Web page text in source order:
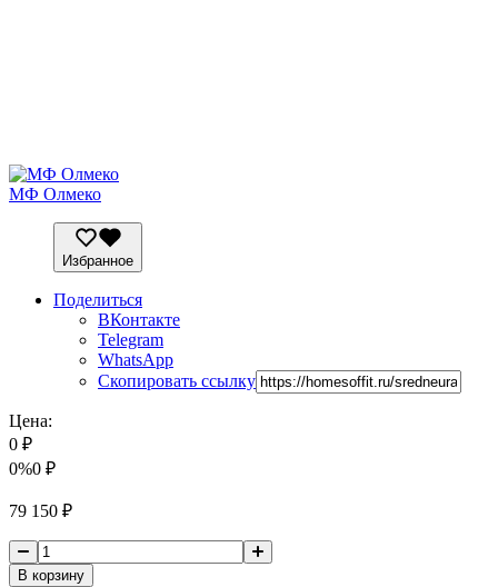
МФ Олмеко
Избранное
Поделиться
ВКонтакте
Telegram
WhatsApp
Скопировать ссылку
Цена:
0 ₽
0%0 ₽
79 150 ₽
В корзину